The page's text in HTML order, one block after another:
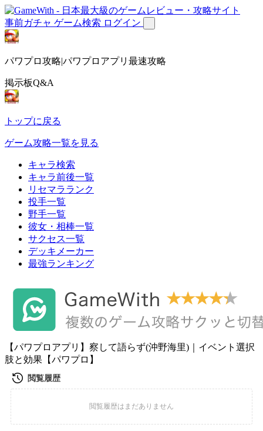
事前ガチャ ゲーム検索 ログイン
パワプロ攻略|パワプロアプリ最速攻略
掲示板Q&A
トップに戻る
ゲーム攻略一覧を見る
キャラ検索
キャラ前後一覧
リセマラランク
投手一覧
野手一覧
彼女・相棒一覧
サクセス一覧
デッキメーカー
最強ランキング
【パワプロアプリ】察して語らず(沖野海里)｜イベント選択
肢と効果【パワプロ】